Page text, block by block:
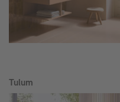
Tulum